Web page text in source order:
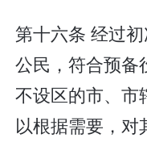
第十六条 经过
公民，符合预备
不设区的市、市
以根据需要，对